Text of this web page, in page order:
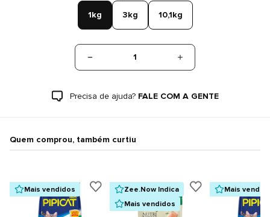
1kg 3kg 10,1kg
1
Precisa de ajuda? FALE COM A GENTE
Quem comprou, também curtiu
Mais vendidos
Zee.Now Indica
Mais vendidos
Mais